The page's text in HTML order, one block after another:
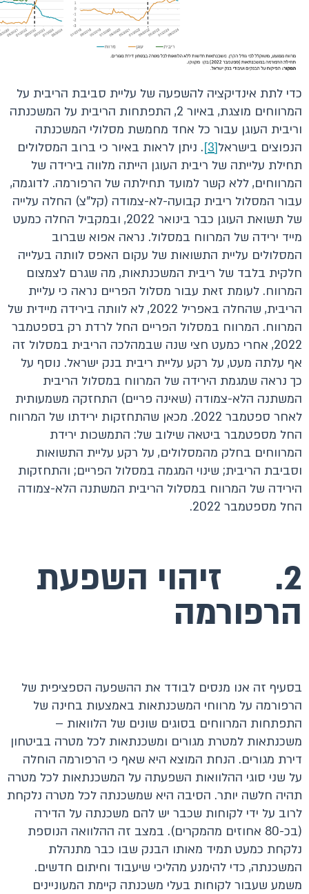
כדי לתת אינדיקציה להשפעה של עליית סביבת הריבית על
המרווחים מוצגת, באיור 2, התפתחות הריבית על המשכנתה
וריבית העוגן עבור כל אחד מחמשת מסלולי המשכנתה
הנפוצים בישראל[3]
. ניתן לראות באיור כי ברוב המסלולים
תחילת עלייתה של ריבית העוגן הייתה מלווה בירידה של
המרווחים, ללא קשר למועד תחילתה של הרפורמה. לדוגמה,
עבור המסלול ריבית קבועה-לא-צמודה (קל"צ) החלה עלייה
של תשואת העוגן כבר בינואר 2022, ובמקביל החלה כמעט
מייד ירידה של המרווח במסלול. נראה אפוא שברוב
המסלולים עליית התשואות של עקום האפס לוותה בעלייה
חלקית בלבד של ריבית המשכנתאות, מה שגרם לצמצום
המרווח. לעומת זאת עבור מסלול הפריים נראה כי עליית
הריבית, שהחלה באפריל 2022, לא לוותה בירידה מיידית של
המרווח. המרווח במסלול הפריים החל לרדת רק בספטמבר
2022, אחרי כמעט חצי שנה שבמהלכה הריבית במסלול זה
אף עלתה מעט, על רקע עליית ריבית בנק ישראל. נוסף על
כך נראה שמגמת הירידה של המרווח במסלול הריבית
המשתנה הלא-צמודה (שאינה פריים) התחזקה משמעותית
לאחר ספטמבר 2022. מכאן שהתחזקות ירידתו של המרווח
החל מספטמבר ביטאה שילוב של: התמשכות ירידת
המרווחים בחלק מהמסלולים, על רקע עליית התשואות
וסביבת הריבית; שינוי המגמה במסלול הפריים; והתחזקות
הירידה של המרווח במסלול הריבית המשתנה הלא-צמודה
החל מספטמבר 2022.
2. זיהוי השפעת
הרפורמה
בסעיף זה אנו מנסים לבודד את ההשפעה הספציפית של
הרפורמה על מרווחי המשכנתאות באמצעות בחינה של
התפתחות המרווחים בסוגים שונים של הלוואות –
משכנתאות למטרת מגורים ומשכנתאות לכל מטרה בביטחון
דירת מגורים. הנחת המוצא היא שאף כי הרפורמה הוחלה
על שני סוגי ההלוואות השפעתה על המשכנתאות לכל מטרה
תהיה חלשה יותר. הסיבה היא שמשכנתה לכל מטרה נלקחת
לרוב על ידי לקוחות שכבר יש להם משכנתה על הדירה
(בכ-80 אחוזים מהמקרים). במצב זה ההלוואה הנוספת
נלקחת כמעט תמיד מאותו הבנק שבו כבר מתנהלת
המשכנתה, כדי להימנע מהליכי שיעבוד וחיתום חדשים.
משמע שעבור לקוחות בעלי משכנתה קיימת המעוניינים